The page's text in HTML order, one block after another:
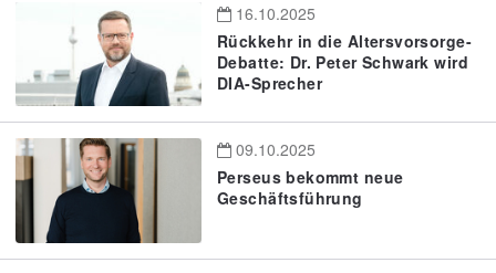
16.10.2025
Rückkehr in die Altersvorsorge-
Debatte: Dr. Peter Schwark wird
DIA-Sprecher
09.10.2025
Perseus bekommt neue
Geschäftsführung